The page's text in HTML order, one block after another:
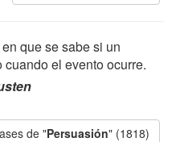
que se sabe si un
el evento ocurre.
de "Persuasión" (1818)